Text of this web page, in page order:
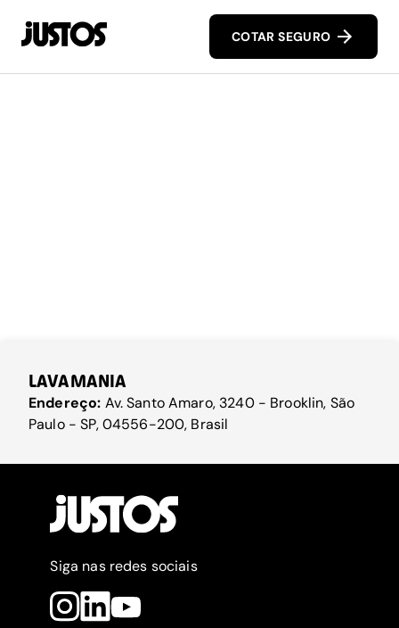
COTAR SEGURO
LAVAMANIA
Endereço: Av. Santo Amaro, 3240 - Brooklin, São
Paulo - SP, 04556-200, Brasil
Siga nas redes sociais